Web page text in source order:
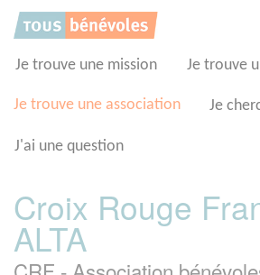
Je trouve une mission Je trouve
Je trouve une association Je
J'ai une question
Croix Rouge
ALTA
Panneau de gestion des cookies